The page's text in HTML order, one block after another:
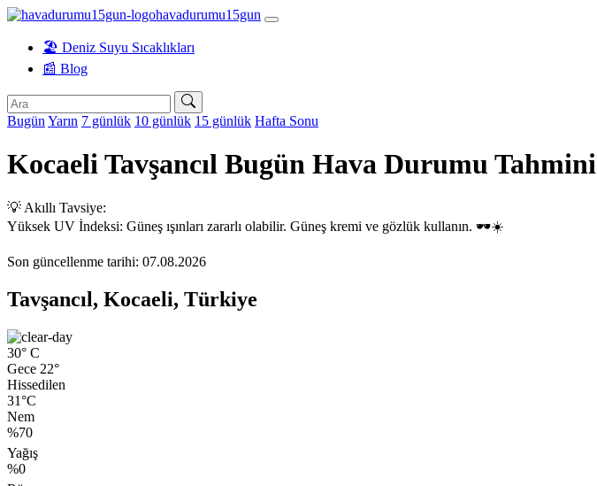
havadurumu15gun
🏖️ Deniz Suyu Sıcaklıkları
📰 Blog
Bugün Yarın 7 günlük 10 günlük 15 günlük Hafta Sonu
Kocaeli Tavşancıl Bugün Hava Durumu Tahmini
💡 Akıllı Tavsiye:
Yüksek UV İndeksi: Güneş ışınları zararlı olabilir. Güneş kremi ve gözlük kullanın. 🕶️☀️
Son güncellenme tarihi: 07.08.2026
Tavşancıl, Kocaeli, Türkiye
30° C
Gece 22°
Hissedilen
31°C
Nem
%70
Yağış
%0